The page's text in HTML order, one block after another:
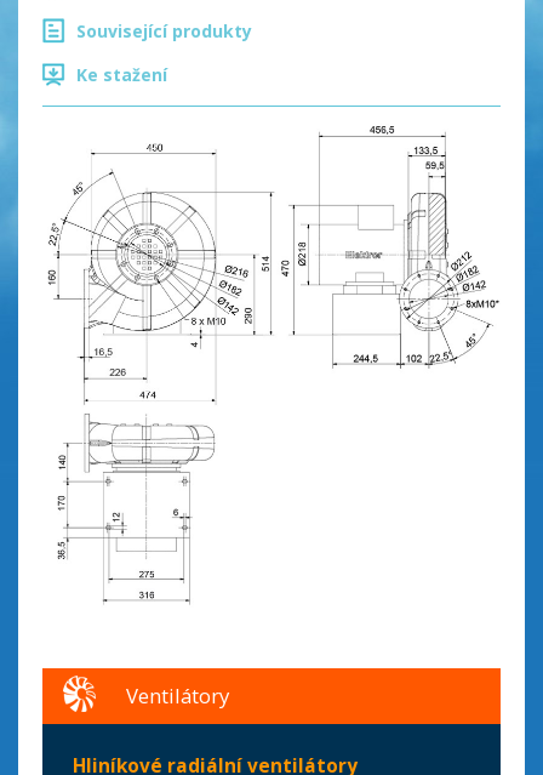
Související produkty
Ke stažení
Ventilátory
Hliníkové radiální ventilátory